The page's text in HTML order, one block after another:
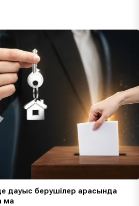
дауыс берушілер арасында
ма